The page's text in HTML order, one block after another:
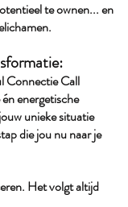
te ownen... en
Connectie Call
energetische
unieke situatie
die jou nu naar je
Het volgt altijd